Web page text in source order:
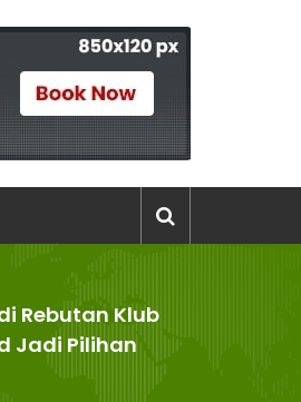
Rebutan Klub
Jadi Pilihan